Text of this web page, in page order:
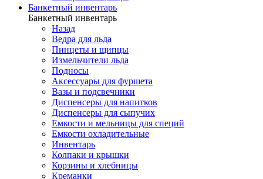
Банкетный инвентарь
Банкетный инвентарь
Назад
Ведра для льда
Пинцеты и щипцы
Измельчители льда
Подносы
Аксессуары для фуршета
Вазы и подсвечники
Диспенсеры для напитков
Диспенсеры для сыпучих
Емкости и мельницы для специй
Емкости охладительные
Инвентарь
Колпаки и крышки
Корзины и хлебницы
Креманки